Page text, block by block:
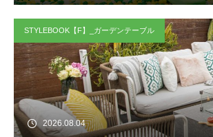
STYLEBOOK【F】_ガーデンテーブル
2026.08.04